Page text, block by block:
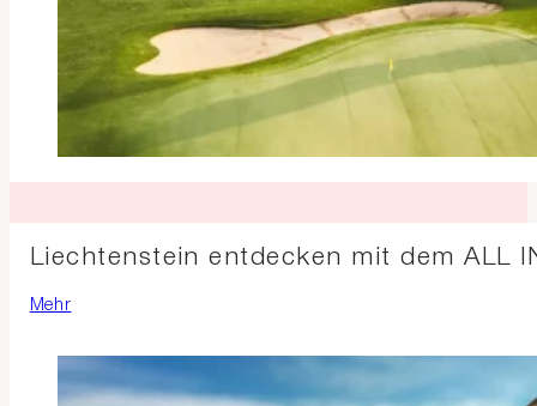
Liechtenstein entdecken mit dem ALL
Mehr